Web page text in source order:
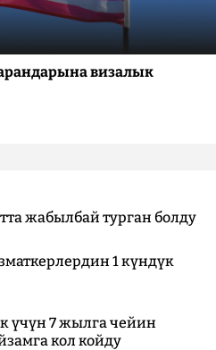
визалык
жабылбай турган болду
1 күндүк
үчүн 7 жылга чейин
кол койду